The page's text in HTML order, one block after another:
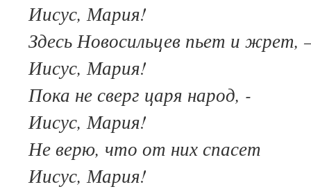
Иисус, Мария!
Здесь Новосильцев пьет и жрет,
Иисус, Мария!
Пока не сверг царя народ, -
Иисус, Мария!
Не верю, что от них спасет
Иисус, Мария!